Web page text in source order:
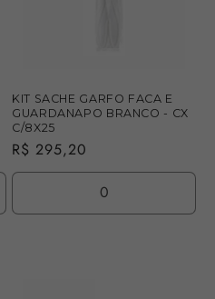
Aumentar
KIT SACHE GARFO FACA E
GUARDANAPO BRANCO - CX
C/8X25
Preço
normal
R$ 295,20